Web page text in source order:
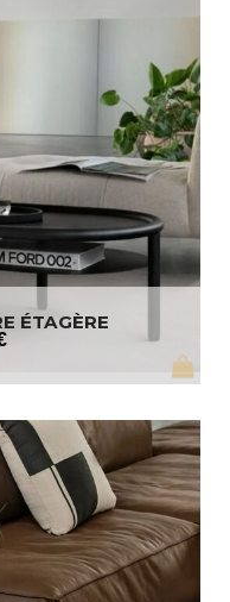
ÉTAGÈRE